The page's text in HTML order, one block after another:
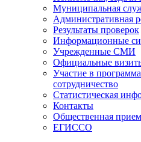
Муниципальная
Административная
Результаты проверок
Информационные
Учрежденные СМИ
Официальные
Участие в
сотрудничество
Статистическая
Контакты
Общественная
ЕГИССО